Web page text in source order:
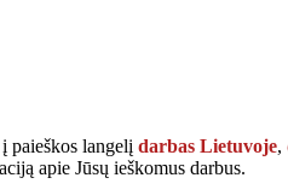
paieškos langelį darbas Lietuvoje,
apie Jūsų ieškomus darbus.